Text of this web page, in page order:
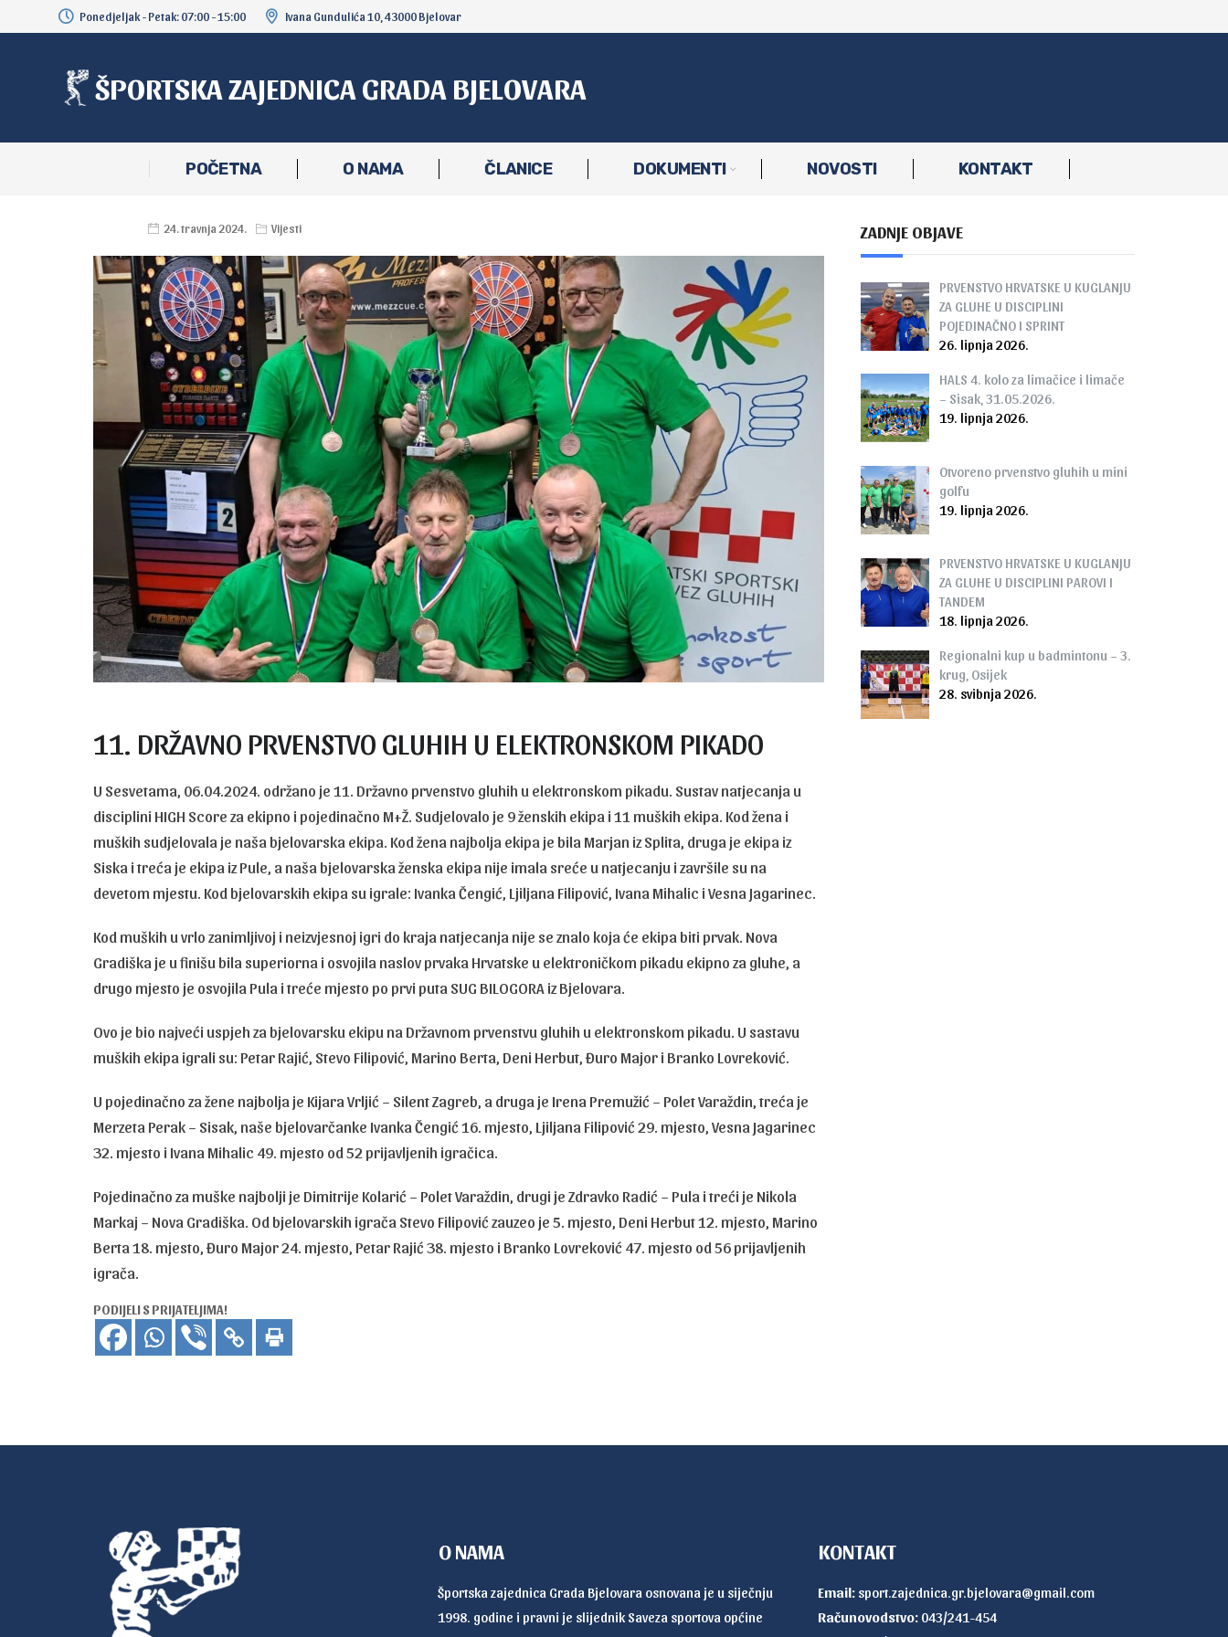
Ponedjeljak - Petak: 07:00 - 15:00 Ivana Gundulića 10, 43000 Bjelovar
ŠPORTSKA ZAJEDNICA GRADA BJELOVARA
POČETNA O NAMA ČLANICE DOKUMENTI NOVOSTI KONTAKT
24. travnja 2024. Vijesti
11. DRŽAVNO PRVENSTVO GLUHIH U ELEKTRONSKOM PIKADO
U Sesvetama, 06.04.2024. održano je 11. Državno prvenstvo gluhih u elektronskom pikadu. Sustav natjecanja u
disciplini HIGH Score za ekipno i pojedinačno M+Ž. Sudjelovalo je 9 ženskih ekipa i 11 muških ekipa. Kod žena i
muških sudjelovala je naša bjelovarska ekipa. Kod žena najbolja ekipa je bila Marjan iz Splita, druga je ekipa iz
Siska i treća je ekipa iz Pule, a naša bjelovarska ženska ekipa nije imala sreće u natjecanju i završile su na
devetom mjestu. Kod bjelovarskih ekipa su igrale: Ivanka Čengić, Ljiljana Filipović, Ivana Mihalic i Vesna Jagarinec.
Kod muških u vrlo zanimljivoj i neizvjesnoj igri do kraja natjecanja nije se znalo koja će ekipa biti prvak. Nova
Gradiška je u finišu bila superiorna i osvojila naslov prvaka Hrvatske u elektroničkom pikadu ekipno za gluhe, a
drugo mjesto je osvojila Pula i treće mjesto po prvi puta SUG BILOGORA iz Bjelovara.
Ovo je bio najveći uspjeh za bjelovarsku ekipu na Državnom prvenstvu gluhih u elektronskom pikadu. U sastavu
muških ekipa igrali su: Petar Rajić, Stevo Filipović, Marino Berta, Deni Herbut, Đuro Major i Branko Lovreković.
U pojedinačno za žene najbolja je Kijara Vrljić – Silent Zagreb, a druga je Irena Premužić – Polet Varaždin, treća je
Merzeta Perak – Sisak, naše bjelovarčanke Ivanka Čengić 16. mjesto, Ljiljana Filipović 29. mjesto, Vesna Jagarinec
32. mjesto i Ivana Mihalic 49. mjesto od 52 prijavljenih igračica.
Pojedinačno za muške najbolji je Dimitrije Kolarić – Polet Varaždin, drugi je Zdravko Radić – Pula i treći je Nikola
Markaj – Nova Gradiška. Od bjelovarskih igrača Stevo Filipović zauzeo je 5. mjesto, Deni Herbut 12. mjesto, Marino
Berta 18. mjesto, Đuro Major 24. mjesto, Petar Rajić 38. mjesto i Branko Lovreković 47. mjesto od 56 prijavljenih
igrača.
PODIJELI S PRIJATELJIMA!
ZADNJE OBJAVE
PRVENSTVO HRVATSKE U KUGLANJU
ZA GLUHE U DISCIPLINI
POJEDINAČNO I SPRINT
26. lipnja 2026.
HALS 4. kolo za limačice i limače
– Sisak, 31.05.2026.
19. lipnja 2026.
Otvoreno prvenstvo gluhih u mini
golfu
19. lipnja 2026.
PRVENSTVO HRVATSKE U KUGLANJU
ZA GLUHE U DISCIPLINI PAROVI I
TANDEM
18. lipnja 2026.
Regionalni kup u badmintonu – 3.
krug, Osijek
28. svibnja 2026.
O NAMA
Športska zajednica Grada Bjelovara osnovana je u siječnju
1998. godine i pravni je slijednik Saveza sportova općine
KONTAKT
Email: sport.zajednica.gr.bjelovara@gmail.com
Računovodstvo: 043/241-454